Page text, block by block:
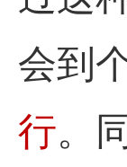
会到
行。